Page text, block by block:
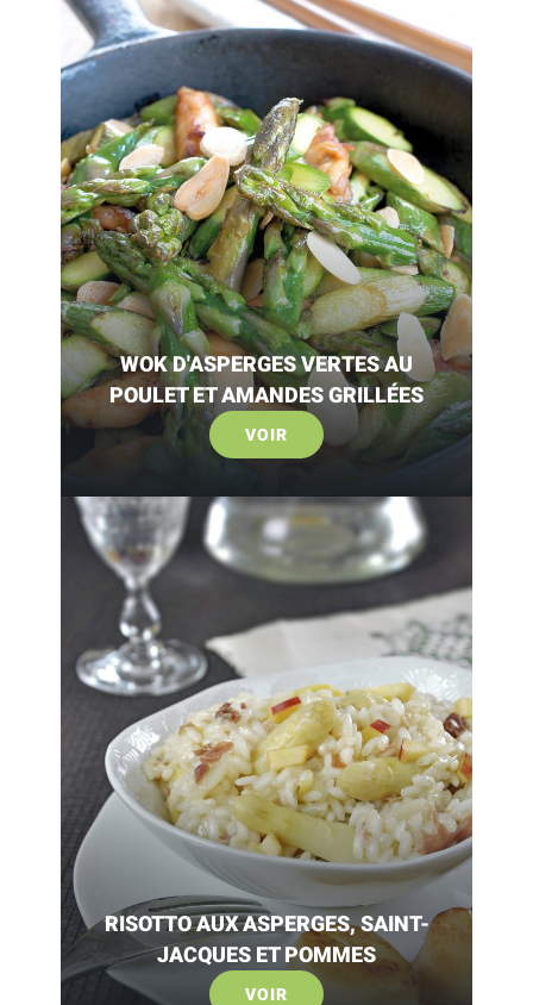
WOK D'ASPERGES VERTES AU
POULET ET AMANDES GRILLÉES
VOIR
RISOTTO AUX ASPERGES, SAINT-
JACQUES ET POMMES
VOIR